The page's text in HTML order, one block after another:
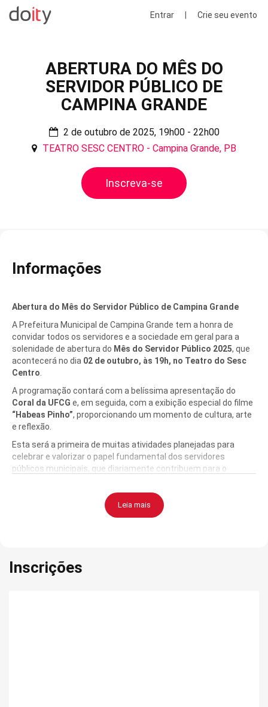
Entrar Crie seu evento
ABERTURA DO MÊS DO
SERVIDOR PÚBLICO DE
CAMPINA GRANDE
2 de outubro de 2025, 19h00 - 22h00
TEATRO SESC CENTRO - Campina Grande, PB
Inscreva-se
Informações
Abertura do Mês do Servidor Público de Campina Grande
A Prefeitura Municipal de Campina Grande tem a honra de
convidar todos os servidores e a sociedade em geral para a
solenidade de abertura do Mês do Servidor Público 2025, que
acontecerá no dia 02 de outubro, às 19h, no Teatro do Sesc
Centro
A programação contará com a belíssima apresentação do
Coral da UFCG e, em seguida, com a exibição especial do filme
“Habeas Pinho”, proporcionando um momento de cultura, arte
e reflexão.
Esta será a primeira de muitas atividades planejadas para
celebrar e valorizar o papel fundamental dos servidores
públicos municipais, que diariamente contribuem para o
Leia mais
Inscrições